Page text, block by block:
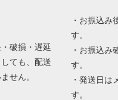
破損・遅延
ても、配送
せん。
・お振込み
す。
・お振込み
す。
・発送日は
す。